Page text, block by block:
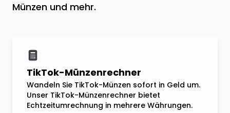
Münzen und mehr.
TikTok-Münzenrechner
Wandeln Sie TikTok-Münzen sofort in Geld um.
Unser TikTok-Münzenrechner bietet
Echtzeitumrechnung in mehrere Währungen.